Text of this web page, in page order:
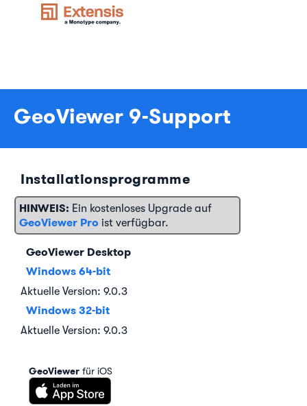
GeoViewer 9-Support
Installationsprogramme
HINWEIS: Ein kostenloses Upgrade auf
GeoViewer Pro ist verfügbar.
GeoViewer Desktop
Windows 64-bit
Aktuelle Version: 9.0.3
Windows 32-bit
Aktuelle Version: 9.0.3
GeoViewer für iOS